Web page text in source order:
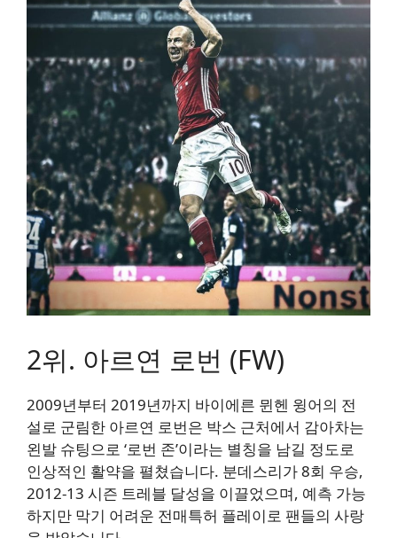
2위. 아르연 로번 (FW)
2009년부터 2019년까지 바이에른 뮌헨 윙어의 전
설로 군림한 아르연 로번은 박스 근처에서 감아차는
왼발 슈팅으로 ‘로번 존’이라는 별칭을 남길 정도로
인상적인 활약을 펼쳤습니다. 분데스리가 8회 우승,
2012-13 시즌 트레블 달성을 이끌었으며, 예측 가능
하지만 막기 어려운 전매특허 플레이로 팬들의 사랑